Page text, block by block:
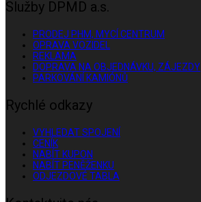
Služby DPMD a.s.
PRODEJ PHM, MYCÍ CENTRUM
OPRAVA VOZIDEL
REKLAMA
DOPRAVA NA OBJEDNÁVKU, ZÁJEZDY
PARKOVÁNÍ KAMIÓNŮ
Rychlé odkazy
VYHLEDAT SPOJENÍ
CENÍK
NABÍT KUPON
NABÍT PENĚŽENKU
ODJEZDOVÉ TABLA